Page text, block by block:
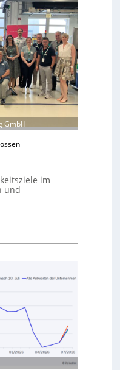
GmbH
im
und